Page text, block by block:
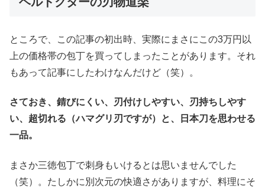
ところで、この記事の初出時、実際にまさにこの3万円以
上の価格帯の包丁を買ってしまったことがあります。それ
もあって記事にしたわけなんだけど（笑）。
さておき、錆びにくい、刃付けしやすい、刃持ちしやす
い、超切れる（ハマグリ刃ですが）と、日本刀を思わせる
一品。
まさか三徳包丁で刺身もいけるとは思いませんでした
（笑）。たしかに別次元の快適さがありますが、料理にそ